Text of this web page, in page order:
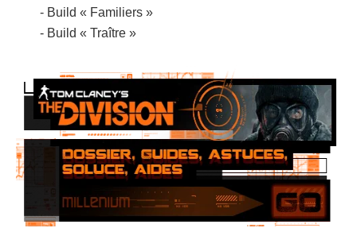
- Build « Familiers »
- Build « Traître »